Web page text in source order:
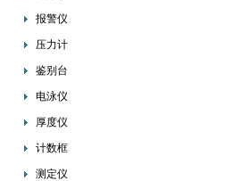
报警仪
压力计
鉴别台
电泳仪
厚度仪
计数框
测定仪